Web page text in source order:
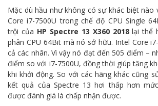
Mặc dù hầu như không có sự khác biệt nào
Core i7-7500U trong chế độ CPU Single
trội của HP Spectre 13 X360 2018lại thể
phân CPU 64Bit mà nó sở hữu. Intel Core
cả các nhân. Vì vậy nó đạt đến 505 điểm –
điểm so với i7-7500U, đồng thời giúp tăng
khi khởi động. So với các hãng khác cũng
kết quả của Spectre 13 hơi thấp hơn
được đánh giá là chấp nhận được.